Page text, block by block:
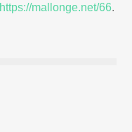
https://mallonge.net/66.